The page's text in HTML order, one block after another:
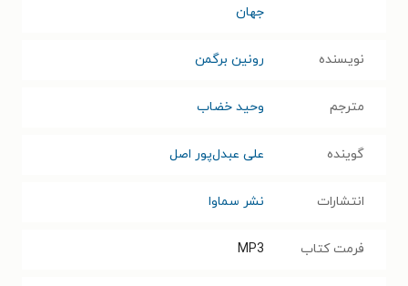
جهان
نویسنده رونین برگمن
مترجم وحید خضاب
گوینده علی عبدل‌پور اصل
انتشارات نشر سماوا
فرمت کتاب MP3